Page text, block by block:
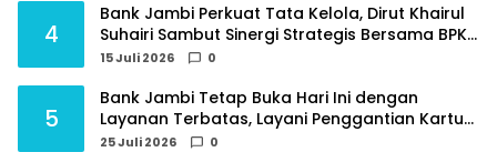
4
Bank Jambi Perkuat Tata Kelola, Dirut Khairul
Suhairi Sambut Sinergi Strategis Bersama BPKP
Jambi
15 Juli 2026 0
5
Bank Jambi Tetap Buka Hari Ini dengan
Layanan Terbatas, Layani Penggantian Kartu
ATM dan Perubahan PIN
25 Juli 2026 0